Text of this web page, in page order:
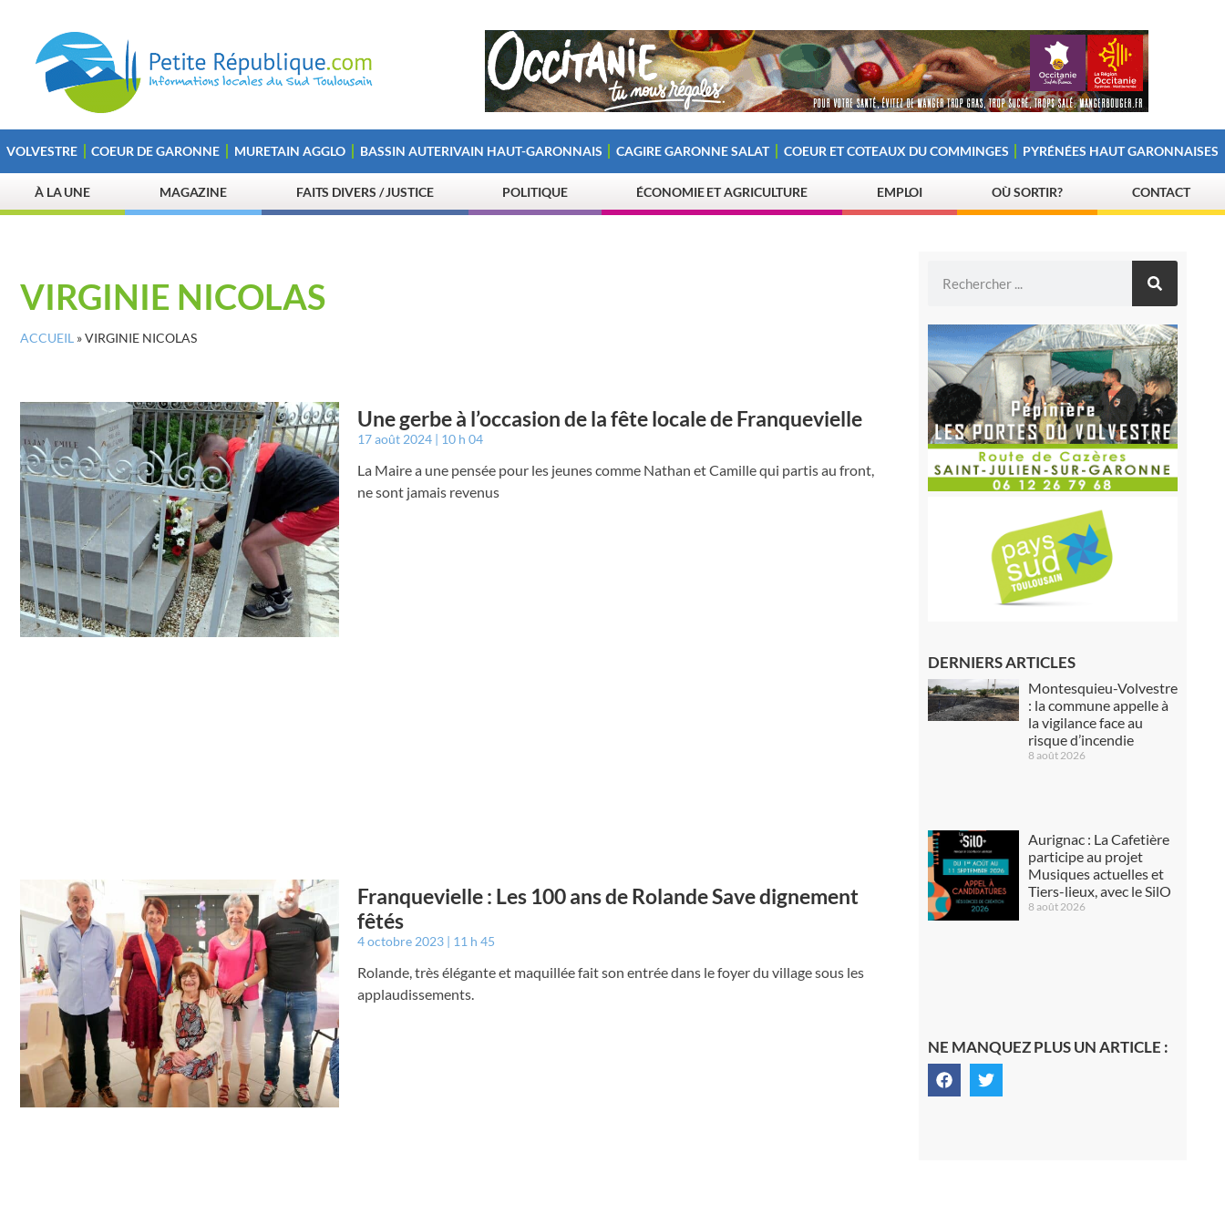
VOLVESTRE COEUR DE GARONNE MURETAIN AGGLO BASSIN AUTERIVAIN HAUT-GARONNAIS CAGIRE GARONNE SALAT COEUR ET COTEAUX DU COMMINGES PYRÉNÉES HAUT GARONNAISES
À LA UNE MAGAZINE FAITS DIVERS / JUSTICE POLITIQUE ÉCONOMIE ET AGRICULTURE EMPLOI OÙ SORTIR? CONTACT
VIRGINIE NICOLAS
ACCUEIL »VIRGINIE NICOLAS
Une gerbe à l’occasion de la fête locale de Franquevielle
17 août 2024 10 h 04
La Maire a une pensée pour les jeunes comme Nathan et Camille qui partis au front,
ne sont jamais revenus
Franquevielle : Les 100 ans de Rolande Save dignement
fêtés
4 octobre 2023 11 h 45
Rolande, très élégante et maquillée fait son entrée dans le foyer du village sous les
applaudissements.
DERNIERS ARTICLES
Montesquieu-Volvestre
: la commune appelle à
la vigilance face au
risque d’incendie
8 août 2026
Aurignac : La Cafetière
participe au projet
Musiques actuelles et
Tiers-lieux, avec le SilO
8 août 2026
NE MANQUEZ PLUS UN ARTICLE :